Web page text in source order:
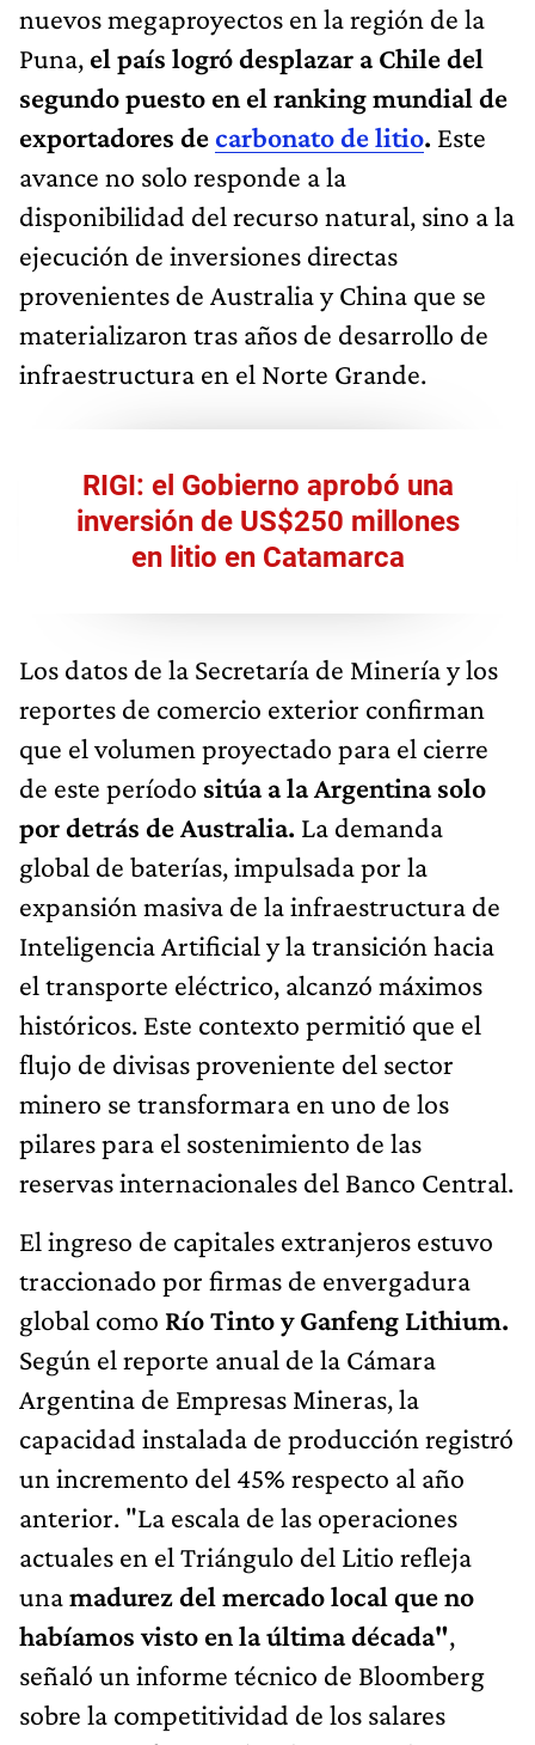
nuevos megaproyectos en la región de la
Puna, el país logró desplazar a Chile del
segundo puesto en el ranking mundial de
exportadores decarbonato de litio. Este
avance no solo responde a la
disponibilidad del recurso natural, sino a la
ejecución de inversiones directas
provenientes de Australia y China que se
materializaron tras años de desarrollo de
infraestructura en el Norte Grande.
RIGI: el Gobierno aprobó una
inversión de US$250 millones
en litio en Catamarca
Los datos de la Secretaría de Minería y los
reportes de comercio exterior confirman
que el volumen proyectado para el cierre
de este período sitúa a la Argentina solo
por detrás de Australia. La demanda
global de baterías, impulsada por la
expansión masiva de la infraestructura de
Inteligencia Artificial y la transición hacia
el transporte eléctrico, alcanzó máximos
históricos. Este contexto permitió que el
flujo de divisas proveniente del sector
minero se transformara en uno de los
pilares para el sostenimiento de las
reservas internacionales del Banco Central.
El ingreso de capitales extranjeros estuvo
traccionado por firmas de envergadura
global como Río Tinto y Ganfeng Lithium.
Según el reporte anual de la Cámara
Argentina de Empresas Mineras, la
capacidad instalada de producción registró
un incremento del 45% respecto al año
anterior. "La escala de las operaciones
actuales en el Triángulo del Litio refleja
unamadurez del mercado local que no
habíamos visto en la última década",
señaló un informe técnico de Bloomberg
sobre la competitividad de los salares